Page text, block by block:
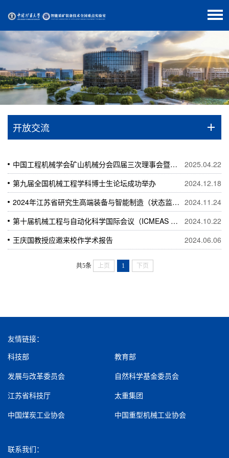
开放交流
2025.04.22
中国工程机械学会矿山机械分会四届三次理事会暨矿山机电装备创新研讨会召开
2024.12.18
第九届全国机械工程学科博士生论坛成功举办
2024.11.24
2024年江苏省研究生高端装备与智能制造（状态监测与智能诊断）学术创新论坛举办
2024.10.22
第十届机械工程与自动化科学国际会议（ICMEAS 2024）在徐州召开
2024.06.06
王庆国教授应邀来校作学术报告
共5条 上页 1 下页
友情链接：
科技部 教育部
发展与改革委员会 自然科学基金委员会
江苏省科技厅 太重集团
中国煤炭工业协会 中国重型机械工业协会
联系我们：